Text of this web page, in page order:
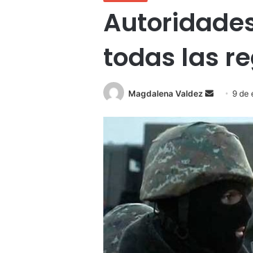
todas las
Magdalena Valdez
Send
email
9 de